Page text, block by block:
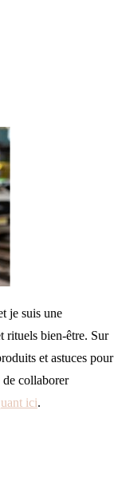
je suis une
rituels bien-être. Sur
et astuces pour
collaborer
ici.